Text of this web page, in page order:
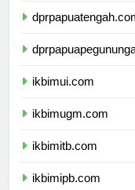
ikbimui.com
ikbimugm.com
ikbimitb.com
ikbimipb.com